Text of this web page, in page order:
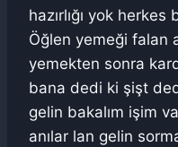
hazırlığı yok
Öğlen yemeği falan
yemekten sonra
bana dedi ki şişt
gelin bakalım işim
anılar lan gelin